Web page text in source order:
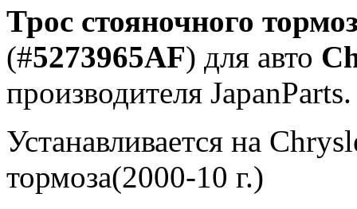
Трос стояночного
(#5273965AF) для авто
производителя JapanParts.
Устанавливается на
тормоза(2000-10 г.)